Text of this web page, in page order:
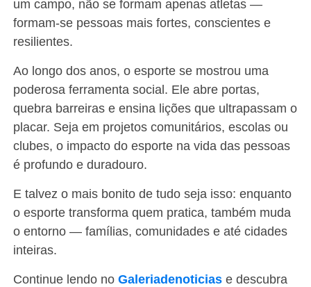
um campo, não se formam apenas atletas —
formam-se pessoas mais fortes, conscientes e
resilientes.
Ao longo dos anos, o esporte se mostrou uma
poderosa ferramenta social. Ele abre portas,
quebra barreiras e ensina lições que ultrapassam o
placar. Seja em projetos comunitários, escolas ou
clubes, o impacto do esporte na vida das pessoas
é profundo e duradouro.
E talvez o mais bonito de tudo seja isso: enquanto
o esporte transforma quem pratica, também muda
o entorno — famílias, comunidades e até cidades
inteiras.
Continue lendo no Galeriadenoticiase descubra